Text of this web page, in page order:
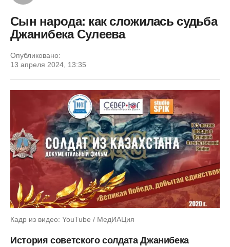
Сын народа: как сложилась судьба
Джанибека Сулеева
Опубликовано:
13 апреля 2024, 13:35
Кадр из видео: YouTube / МедИАЦия
История советского солдата Джанибека